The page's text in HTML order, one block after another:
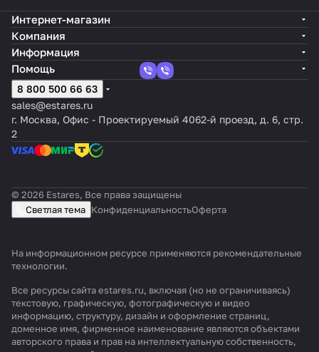
Интернет-магазин
Компания
Информация
Помощь
8 800 500 66 63
sales@estares.ru
г. Москва, Офис - Проектируемый 4062-й проезд, д. 6, стр.
2
© 2026 Estares, Все права защищены
Светлая тема КонфиденциальностьОферта
На информационном ресурсе применяются рекомендательные
технологии.
Все ресурсы сайта estares.ru, включая (но не ограничиваясь)
текстовую, графическую, фотографическую и видео
информацию, структуру, дизайн и оформление страниц,
доменное имя, фирменное наименование являются объектами
авторского права и прав на интеллектуальную собственность,